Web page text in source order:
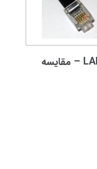
تفاوت کابل تلفن با کابل LAN – مقایسه